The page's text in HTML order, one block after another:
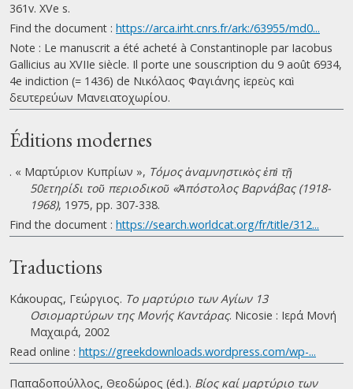
361v. XVe s.
Find the document : https://arca.irht.cnrs.fr/ark:/63955/md0...
Note : Le manuscrit a été acheté à Constantinople par Iacobus
Gallicius au XVIIe siècle. Il porte une souscription du 9 août 6934,
4e indiction (= 1436) de Νικόλαος Φαγιάνης ἱερεὺς καὶ
δευτερεύων Μανειατοχωρίου.
Éditions modernes
. « Μαρτύριον Κυπρίων », Τόμος ἀναμνηστικὸς ἐπὶ τῇ
50ετηρίδι τοῦ περιοδικοῦ «Ἀπόστολος Βαρνάβας (1918-
1968), 1975, pp. 307-338.
Find the document : https://search.worldcat.org/fr/title/312...
Traductions
Κάκουρας, Γεώργιος. Το μαρτύριο των Αγίων 13
Οσιομαρτύρων της Μονής Καντάρας. Nicosie : Ιερά Μονή
Μαχαιρά, 2002
Read online : https://greekdownloads.wordpress.com/wp-...
Παπαδοπούλλος, Θεοδώρος (éd.). Βίος καί μαρτύριο των